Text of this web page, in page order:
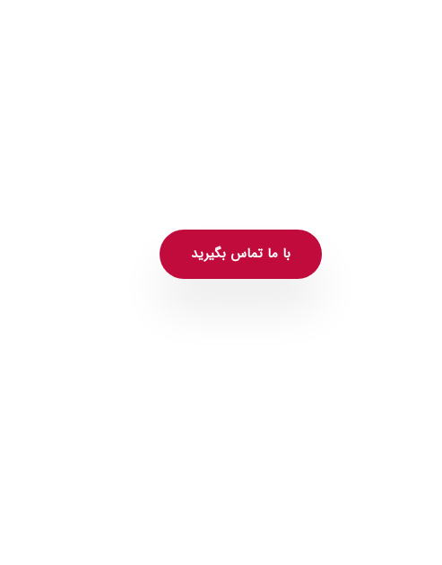
با ما تماس بگیرید